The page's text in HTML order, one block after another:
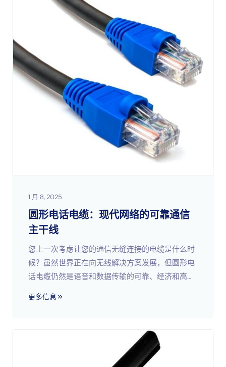
1 月 8, 2025
圆形电话电缆：现代网络的可靠通信
主干线
您上一次考虑让您的通信无缝连接的电缆是什么时
候？虽然世界正在向无线解决方案发展，但圆形电
话电缆仍然是语音和数据传输的可靠、经济和高效
更多信息